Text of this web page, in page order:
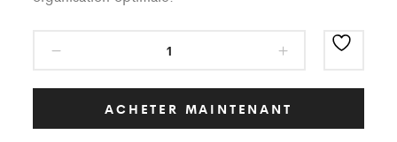
AS
Loges
en
ACHETER MAINTENANT